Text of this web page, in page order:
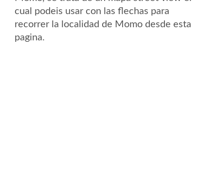
cual podeis usar con las flechas para
recorrer la localidad de Momo desde esta
pagina.